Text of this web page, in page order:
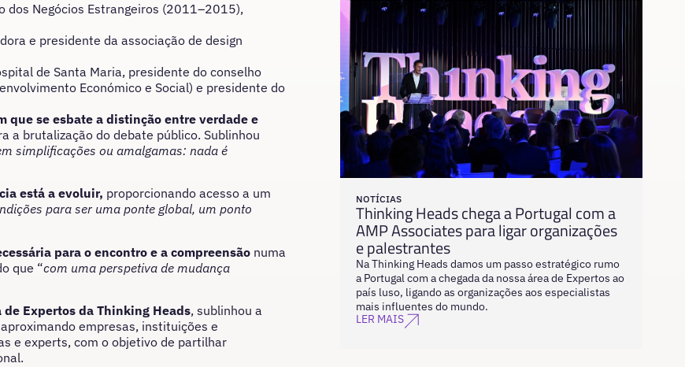
Negócios Estrangeiros (2011–2015),
e presidente da associação de design
de Santa Maria, presidente do conselho
Económico e Social) e presidente do
que se esbate a distinção entre verdade e
a brutalização do debate público. Sublinhou
simplificações ou amalgamas: nada é
está a evoluir, proporcionando acesso a um
para ser uma ponte global, um ponto
para o encontro e a compreensão numa
que “com uma perspetiva de mudança
Expertos da Thinking Heads, sublinhou a
empresas, instituições e
e experts, com o objetivo de partilhar
NOTÍCIAS
Thinking Heads chega a Portugal com a
AMP Associates para ligar organizações
e palestrantes
Na Thinking Heads damos um passo estratégico rumo
a Portugal com a chegada da nossa área de Expertos ao
país luso, ligando as organizações aos especialistas
mais influentes do mundo.
LER MAIS